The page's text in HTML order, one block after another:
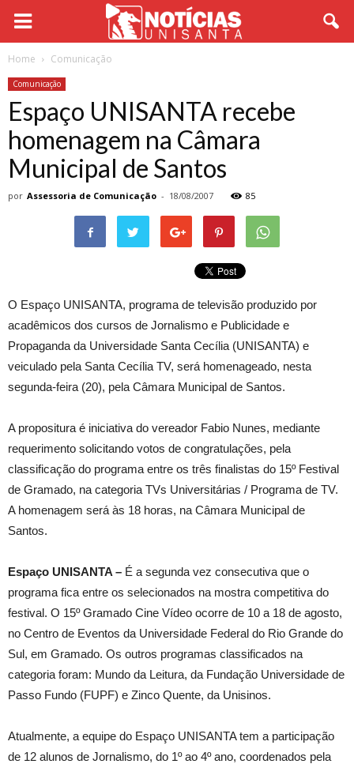
Home Comunicação
Comunicação
Espaço UNISANTA recebe
homenagem na Câmara
Municipal de Santos
por Assessoria de Comunicação - 18/08/2007 85
O Espaço UNISANTA, programa de televisão produzido por
acadêmicos dos cursos de Jornalismo e Publicidade e
Propaganda da Universidade Santa Cecília (UNISANTA) e
veiculado pela Santa Cecília TV, será homenageado, nesta
segunda-feira (20), pela Câmara Municipal de Santos.
A propositura é iniciativa do vereador Fabio Nunes, mediante
requerimento solicitando votos de congratulações, pela
classificação do programa entre os três finalistas do 15º Festival
de Gramado, na categoria TVs Universitárias / Programa de TV.
A homenagem será às 18 horas, na Câmara Municipal de
Santos.
Espaço UNISANTA – É a segunda vez consecutiva que o
programa fica entre os selecionados na mostra competitiva do
festival. O 15º Gramado Cine Vídeo ocorre de 10 a 18 de agosto,
no Centro de Eventos da Universidade Federal do Rio Grande do
Sul, em Gramado. Os outros programas classificados na
categoria foram: Mundo da Leitura, da Fundação Universidade de
Passo Fundo (FUPF) e Zinco Quente, da Unisinos.
Atualmente, a equipe do Espaço UNISANTA tem a participação
de 12 alunos de Jornalismo, do 1º ao 4º ano, coordenados pela